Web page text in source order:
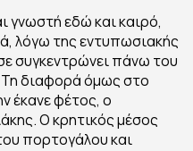
γνωστή εδώ και καιρό,
λόγω της εντυπωσιακής
συγκεντρώνει πάνω του
διαφορά όμως στο
έκανε φέτος, ο
Ο κρητικός μέσος
πορτογάλου και